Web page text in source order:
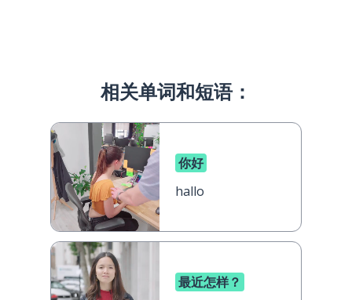
相关单词和短语：
你好
hallo
最近怎样？